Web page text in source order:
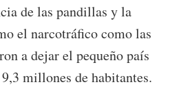
de las pandillas y la
el narcotráfico como las
a dejar el pequeño país
millones de habitantes.